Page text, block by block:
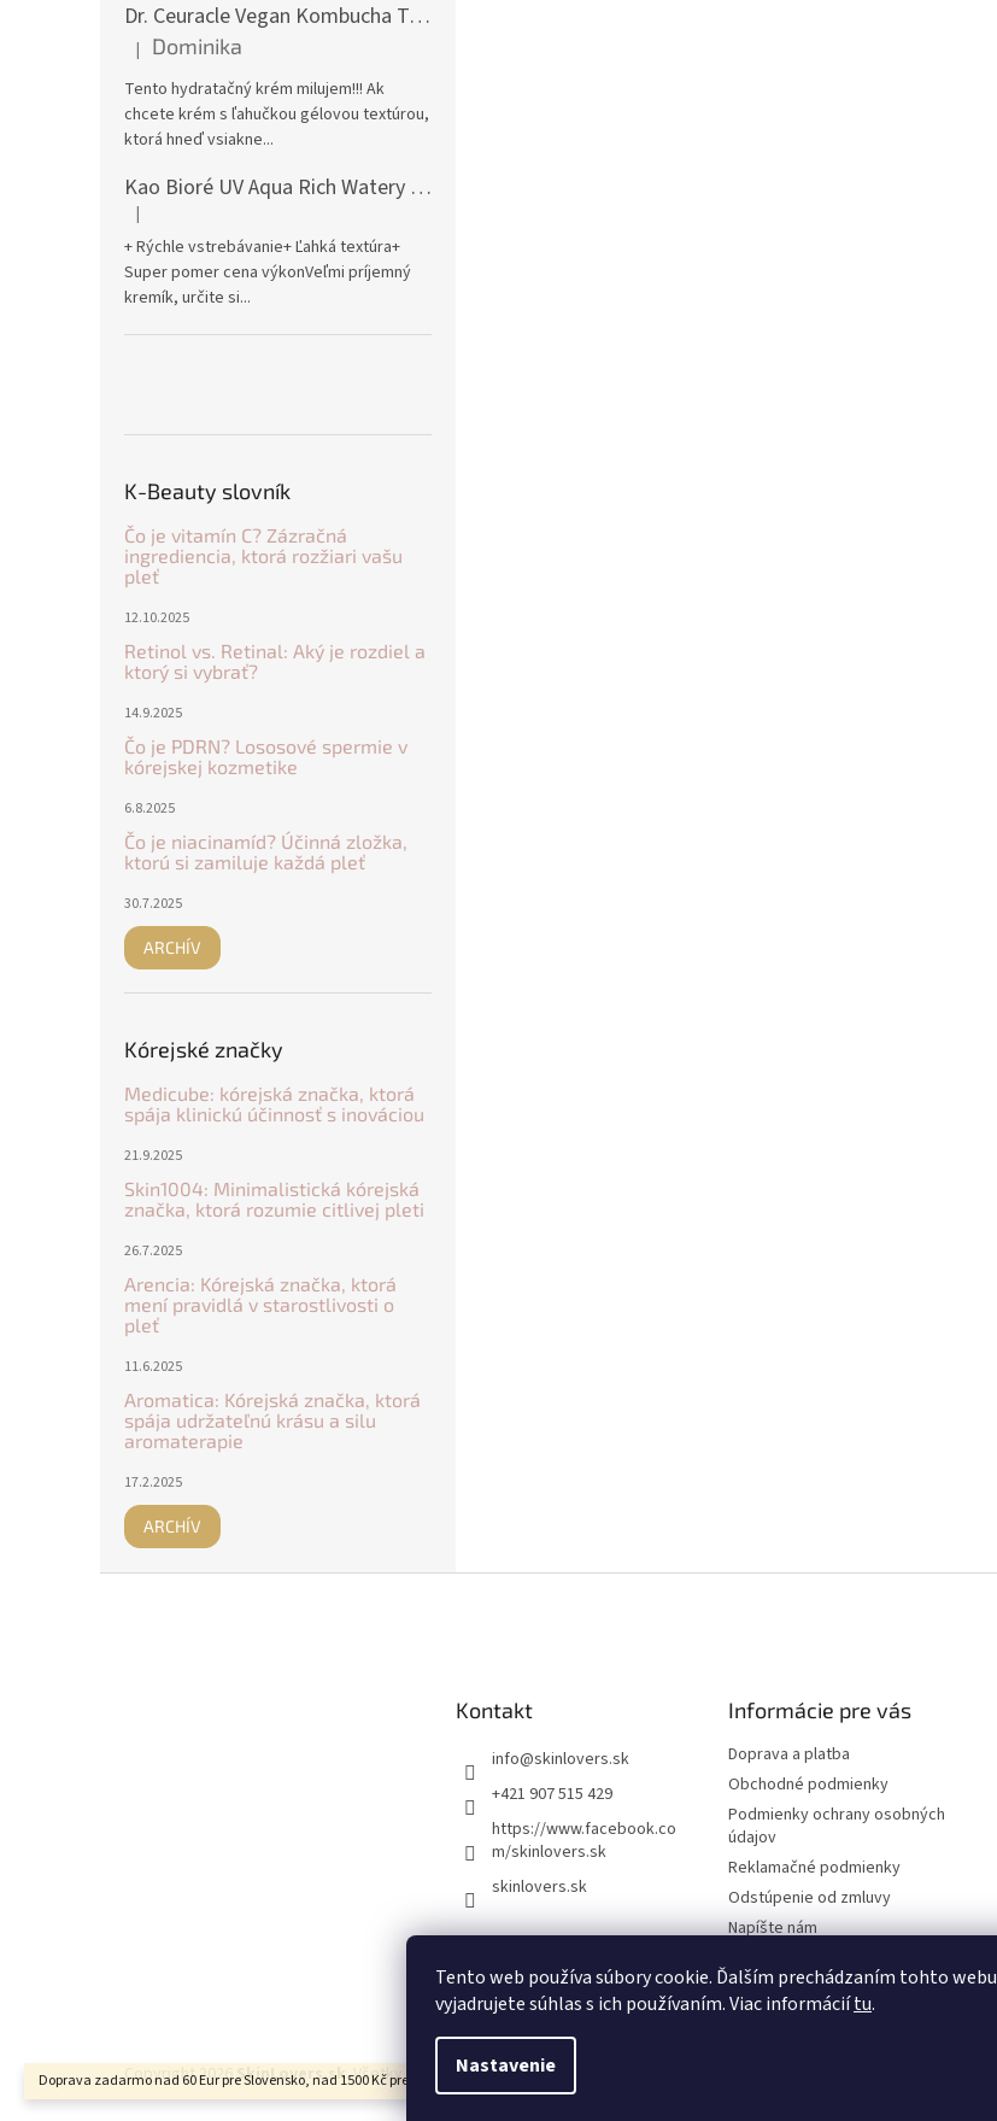
Tento web používa súbory cookie. Ďalším prechádzaním tohto webu
vyjadrujete súhlas s ich používaním. Viac informáciítu.
Nastavenie
Doprava zadarmo nad 60 Eur pre Slovensko, nad 1500 Kč pre Českú republiku.
Dr. Ceuracle Vegan Kombucha Tea Gel Cream 75g
Hodnotenie produktu je 5 z 5 hviezdičiek.
| Dominika
Tento hydratačný krém milujem!!! Ak
chcete krém s ľahučkou gélovou textúrou,
ktorá hneď vsiakne...
Kao Bioré UV Aqua Rich Watery Essence Sunscreen SPF50+ PA++++ 70g
Hodnotenie produktu je 5 z 5 hviezdičiek.
|
+ Rýchle vstrebávanie+ Ľahká textúra+
Super pomer cena výkonVeľmi príjemný
kremík, určite si...
K-Beauty slovník
Čo je vitamín C? Zázračná
ingrediencia, ktorá rozžiari vašu
pleť
12.10.2025
Retinol vs. Retinal: Aký je rozdiel a
ktorý si vybrať?
14.9.2025
Čo je PDRN? Lososové spermie v
kórejskej kozmetike
6.8.2025
Čo je niacinamíd? Účinná zložka,
ktorú si zamiluje každá pleť
30.7.2025
ARCHÍV
Kórejské značky
Medicube: kórejská značka, ktorá
spája klinickú účinnosť s inováciou
21.9.2025
Skin1004: Minimalistická kórejská
značka, ktorá rozumie citlivej pleti
26.7.2025
Arencia: Kórejská značka, ktorá
mení pravidlá v starostlivosti o
pleť
11.6.2025
Aromatica: Kórejská značka, ktorá
spája udržateľnú krásu a silu
aromaterapie
17.2.2025
ARCHÍV
Kontakt
info@skinlovers.sk
+421 907 515 429
https://www.facebook.co
m/skinlovers.sk
skinlovers.sk
Informácie pre vás
Doprava a platba
Obchodné podmienky
Podmienky ochrany osobných
údajov
Reklamačné podmienky
Odstúpenie od zmluvy
Napíšte nám
Copyright 2026SkinLovers.sk. Všetky práva vyhradené.